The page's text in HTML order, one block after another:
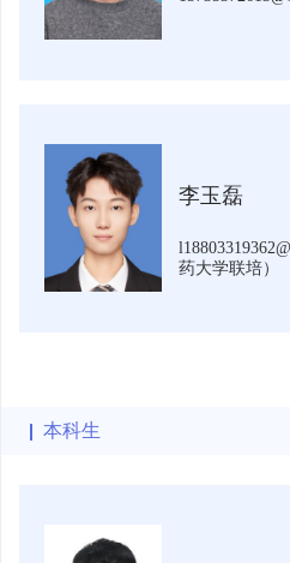
李玉磊
药大学联培）
本科生